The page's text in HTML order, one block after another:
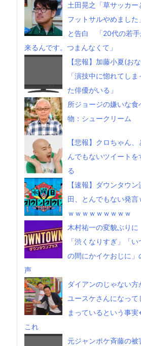
土田晃之「草サッカー
フットサルやめました」
と告白 「20代の若手
来るんです。つまんなくて」
【悲報】加藤小夏(お
「演技中に惚れてしま
た俳優がいる」
所ジョージの嫌いな食
物：シュークリーム
【悲報】クロちゃん、
んでもないツイートを
る
【速報】ダウンタウン
田、とんでもない発言
ｗｗｗｗｗｗｗｗｗ
木村祐一の変貌ぶりに
「渋くなりすぎ」「い
の間にかイケおじに」
声
ダイアンのじゃない方
ユースケさんになって
まっているという事
これ
元ジャンポケ斉藤の被